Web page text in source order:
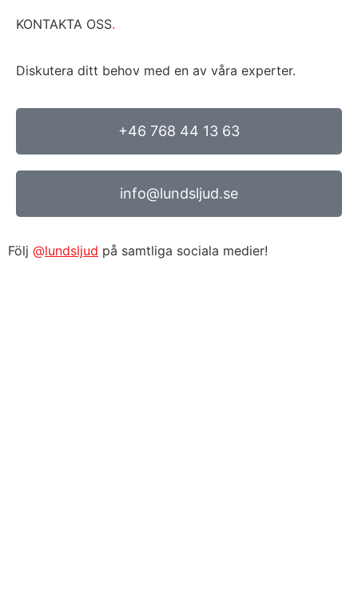
KONTAKTA OSS.
Diskutera ditt behov med en av våra experter.
+46 768 44 13 63
info@lundsljud.se
Följ @lundsljud på samtliga sociala medier!